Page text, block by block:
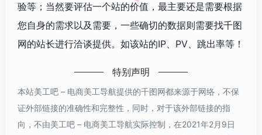
验等；当然要评估一个站的价值，最主要还是需要根据
您自身的需求以及需要，一些确切的数据则需要找千图
网的站长进行洽谈提供。如该站的IP、PV、跳出率等！
特别声明
本站美工吧 – 电商美工导航提供的千图网都来源于网络，不保
证外部链接的准确性和完整性，同时，对于该外部链接的指
向，不由美工吧 – 电商美工导航实际控制，在2021年2月9日